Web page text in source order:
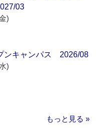
03
)
ンキャンパス 2026/08
)
もっと見る »